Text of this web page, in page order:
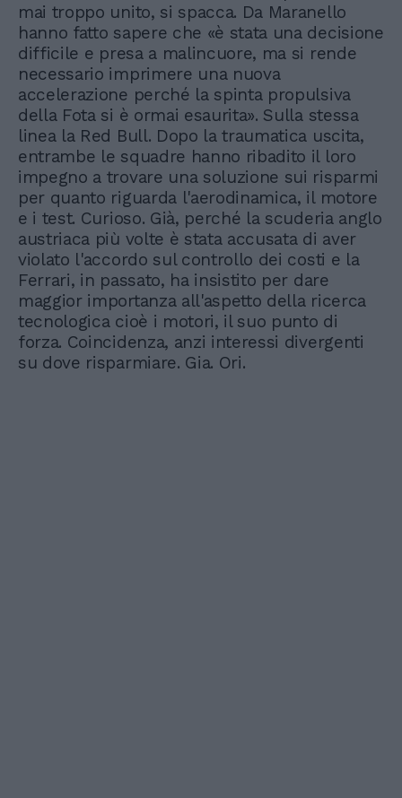
mai troppo unito, si spacca. Da Maranello
hanno fatto sapere che «è stata una decisione
difficile e presa a malincuore, ma si rende
necessario imprimere una nuova
accelerazione perché la spinta propulsiva
della Fota si è ormai esaurita». Sulla stessa
linea la Red Bull. Dopo la traumatica uscita,
entrambe le squadre hanno ribadito il loro
impegno a trovare una soluzione sui risparmi
per quanto riguarda l'aerodinamica, il motore
e i test. Curioso. Già, perché la scuderia anglo
austriaca più volte è stata accusata di aver
violato l'accordo sul controllo dei costi e la
Ferrari, in passato, ha insistito per dare
maggior importanza all'aspetto della ricerca
tecnologica cioè i motori, il suo punto di
forza. Coincidenza, anzi interessi divergenti
su dove risparmiare. Gia. Ori.